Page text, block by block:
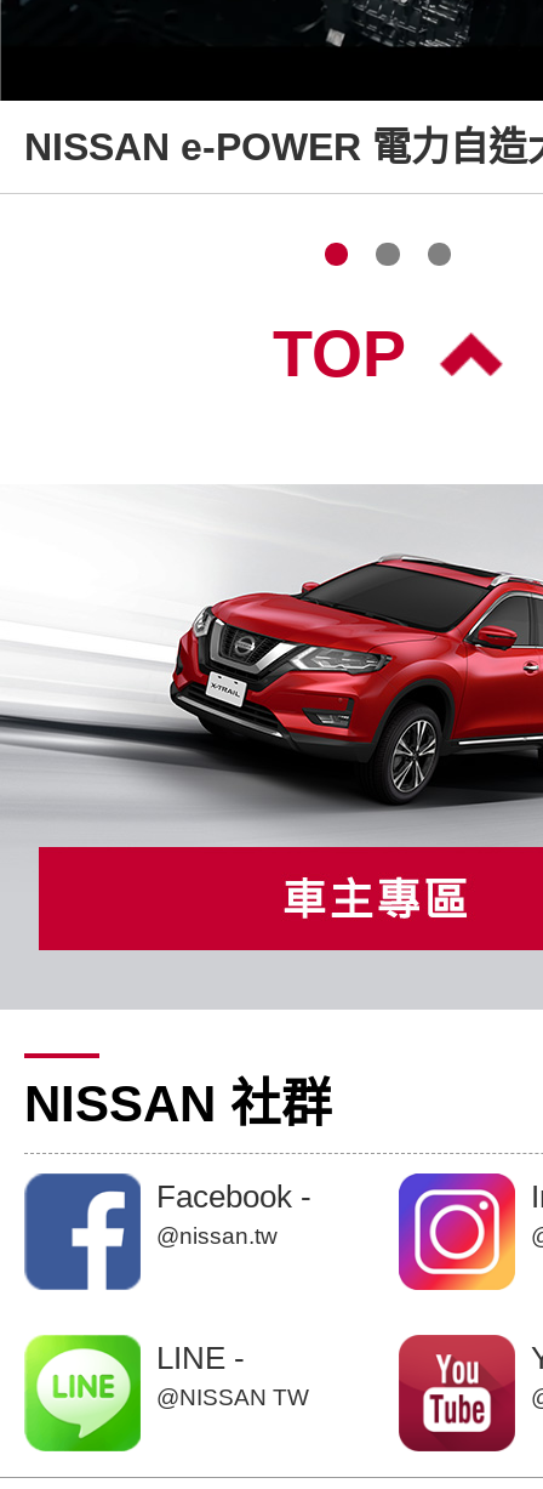
NISSAN e-POWER 電力自造
TOP
NISSAN 社群
Facebook -
@nissan.tw
LINE -
@NISSAN TW